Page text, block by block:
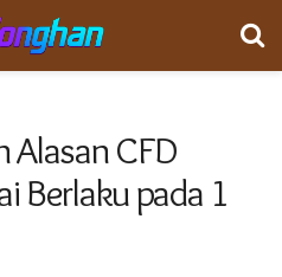
Alasan CFD
Berlaku pada 1